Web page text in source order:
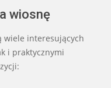
wiosnę
wiele interesujących
i praktycznymi